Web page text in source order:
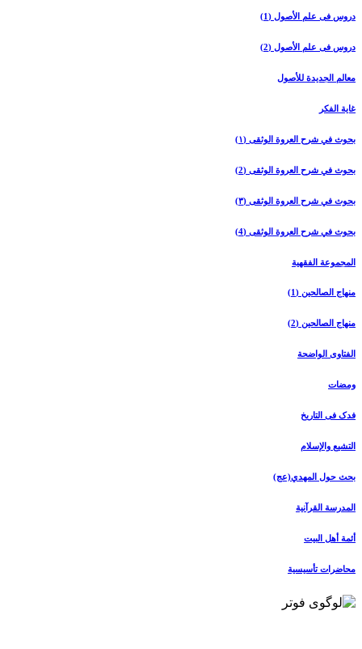
دروس فی علم الأصول (1)
دروس فی علم الأصول (2)
معالم الجدیدة للأصول
غایة الفکر
بحوث في شرح العروة الوثقی (۱)
بحوث في شرح العروة الوثقی (2)
بحوث في شرح العروة الوثقی (۳)
بحوث في شرح العروة الوثقی (4)
المجموعة الفقهیة
منهاج الصالحین (1)
منهاج الصالحین (2)
الفتاوی الواضحة
ومضات
فدک فی التاریخ
التشیع والإسلام
بحث حول المهدي(عج)
المدرسة القرآنیة
أئمة أهل البیت
محاضرات تأسیسیة